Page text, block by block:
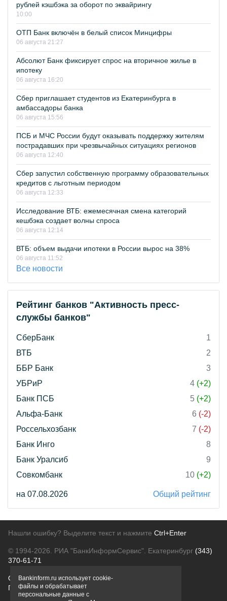
рублей кэшбэка за оборот по эквайрингу
10:00
ОТП Банк включён в белый список Минцифры
06 августа 21:27
Абсолют Банк фиксирует спрос на вторичное жилье в
ипотеку
06 августа 16:20
Сбер приглашает студентов из Екатеринбурга в
амбассадоры банка
06 августа 15:56
ПСБ и МЧС России будут оказывать поддержку жителям
пострадавших при чрезвычайных ситуациях регионов
06 августа 12:40
Сбер запустил собственную программу образовательных
кредитов с льготным периодом
06 августа 12:33
Исследование ВТБ: ежемесячная смена категорий
кешбэка создает волны спроса
06 августа 12:14
ВТБ: объем выдачи ипотеки в России вырос на 38%
06 августа 11:52
Все новости
Рейтинг банков "Активность пресс-
службы банков"
СберБанк
1
ВТБ
2
ББР Банк
3
УБРиР
4 (+2)
Банк ПСБ
5 (+2)
Альфа-Банк
6 (-2)
Россельхозбанк
7 (-2)
Банк Инго
8
Банк Уралсиб
9
Совкомбанк
10 (+2)
на 07.08.2026 Общий рейтинг
Нашли ошибку? Выделите текст и нажмите Ctrl+Enter
© 1994-2026. РИА "БанкИнформСервис". Екатеринбург (343)
370-61-71
О проектеПолитика конфиденциальности
Правовая информацияДля рекламодателей
Bankinform.ru использует cookie-
файлы и обрабатывает
персональные данные с